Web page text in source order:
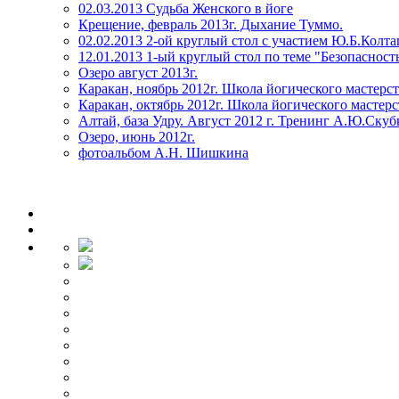
02.03.2013 Судьба Женского в йоге
Крещение, февраль 2013г. Дыхание Туммо.
02.02.2013 2-ой круглый стол с участием
12.01.2013 1-ый круглый стол по теме
Озеро август 2013г.
Каракан, ноябрь 2012г. Школа йогического
Каракан, октябрь 2012г. Школа йогического
Алтай, база Удру. Август 2012 г. Тренинг
Озеро, июнь 2012г.
фотоальбом А.Н. Шишкина